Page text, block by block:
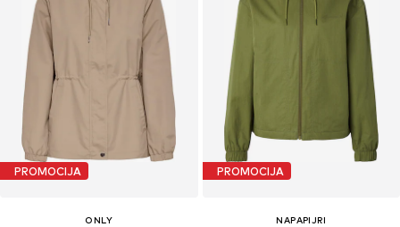
PROMOCIJA
ONLY
PROMOCIJA
NAPAPIJRI